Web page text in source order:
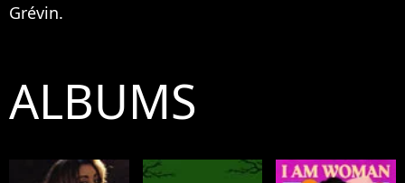
Grévin.
ALBUMS